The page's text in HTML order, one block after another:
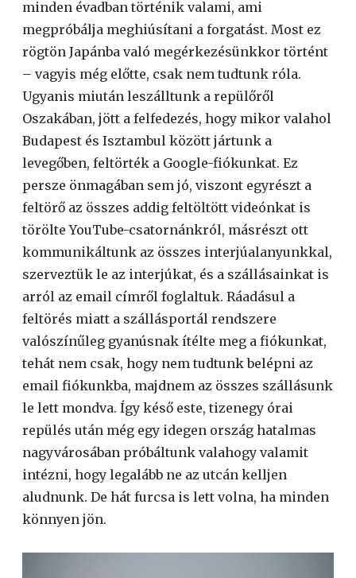
minden évadban történik valami, ami
megpróbálja meghiúsítani a forgatást. Most ez
rögtön Japánba való megérkezésünkkor történt
– vagyis még előtte, csak nem tudtunk róla.
Ugyanis miután leszálltunk a repülőről
Oszakában, jött a felfedezés, hogy mikor valahol
Budapest és Isztambul között jártunk a
levegőben, feltörték a Google-fiókunkat. Ez
persze önmagában sem jó, viszont egyrészt a
feltörő az összes addig feltöltött videónkat is
törölte YouTube-csatornánkról, másrészt ott
kommunikáltunk az összes interjúalanyunkkal,
szerveztük le az interjúkat, és a szállásainkat is
arról az email címről foglaltuk. Ráadásul a
feltörés miatt a szállásportál rendszere
valószínűleg gyanúsnak ítélte meg a fiókunkat,
tehát nem csak, hogy nem tudtunk belépni az
email fiókunkba, majdnem az összes szállásunk
le lett mondva. Így késő este, tizenegy órai
repülés után még egy idegen ország hatalmas
nagyvárosában próbáltunk valahogy valamit
intézni, hogy legalább ne az utcán kelljen
aludnunk. De hát furcsa is lett volna, ha minden
könnyen jön.